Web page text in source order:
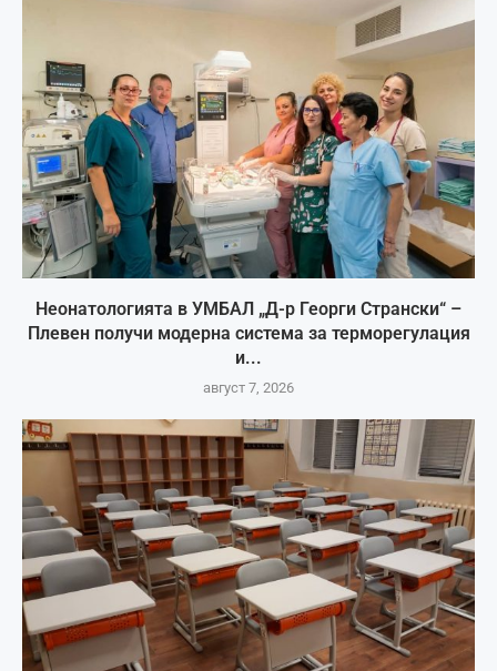
Неонатологията в УМБАЛ „Д-р Георги Странски“ –
Плевен получи модерна система за терморегулация
и...
август 7, 2026